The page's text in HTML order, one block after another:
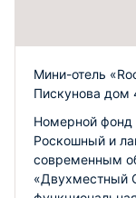
Мини-отель
Пискунова дом
Номерной фонд
Роскошный и
современным
«Двухместный